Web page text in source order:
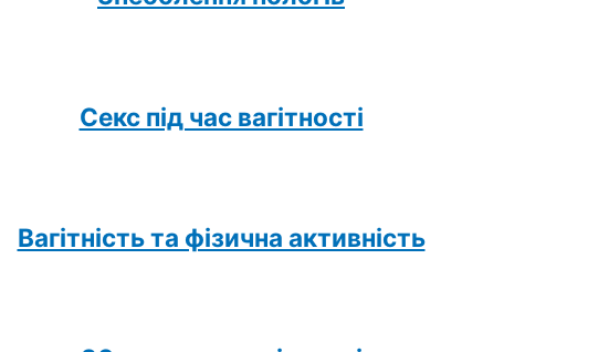
Секс під час вагітності
Вагітність та фізична активність